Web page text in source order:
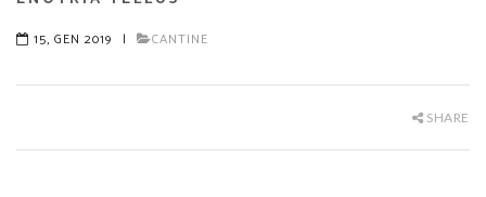
15, GEN 2019 | CANTINE
SHARE